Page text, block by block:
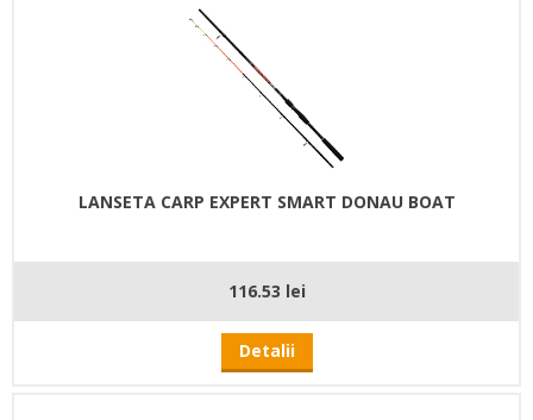
LANSETA CARP EXPERT SMART DONAU BOAT
116.53 lei
Detalii